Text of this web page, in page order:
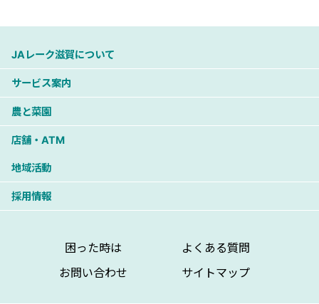
JAレーク滋賀について
サービス案内
農と菜園
店舗・ATM
地域活動
採用情報
困った時は
よくある質問
お問い合わせ
サイトマップ